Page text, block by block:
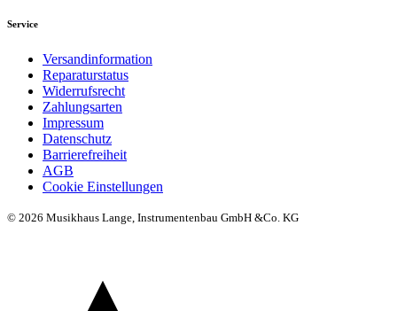
Service
Versandinformation
Reparaturstatus
Widerrufsrecht
Zahlungsarten
Impressum
Datenschutz
Barrierefreiheit
AGB
Cookie Einstellungen
© 2026 Musikhaus Lange, Instrumentenbau GmbH &Co. KG